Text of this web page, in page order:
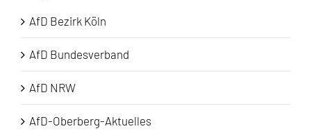
AfD Bezirk Köln
AfD Bundesverband
AfD NRW
AfD-Oberberg-Aktuelles